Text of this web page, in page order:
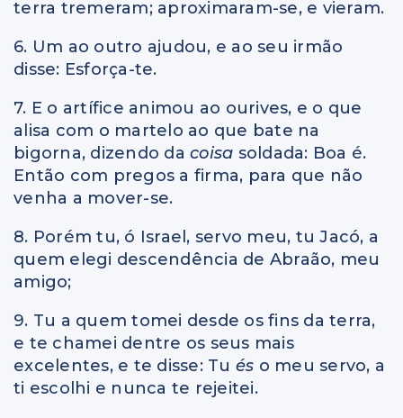
terra tremeram; aproximaram-se, e vieram.
6. Um ao outro ajudou, e ao seu irmão
disse: Esforça-te.
7. E o artífice animou ao ourives, e o que
alisa com o martelo ao que bate na
bigorna, dizendo da coisa soldada: Boa é.
Então com pregos a firma, para que não
venha a mover-se.
8. Porém tu, ó Israel, servo meu, tu Jacó, a
quem elegi descendência de Abraão, meu
amigo;
9. Tu a quem tomei desde os fins da terra,
e te chamei dentre os seus mais
excelentes, e te disse: Tu és o meu servo, a
ti escolhi e nunca te rejeitei.